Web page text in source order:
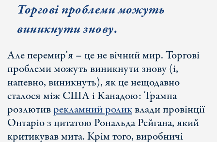
Торгові проблеми можуть
виникнути знову.
Але перемир’я – це не вічний мир. Торгові
проблеми можуть виникнути знову (і,
напевно, виникнуть), як це нещодавно
сталося між США і Канадою: Трампа
розлютиврекламний роликвлади провінції
Онтаріо з цитатою Рональда Рейгана, який
критикував мита. Крім того, виробничі